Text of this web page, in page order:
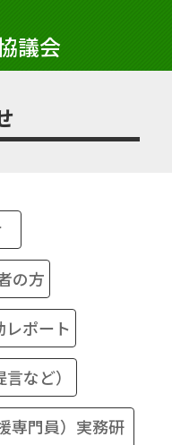
議会
の方
レポート
など）
専門員）実務研